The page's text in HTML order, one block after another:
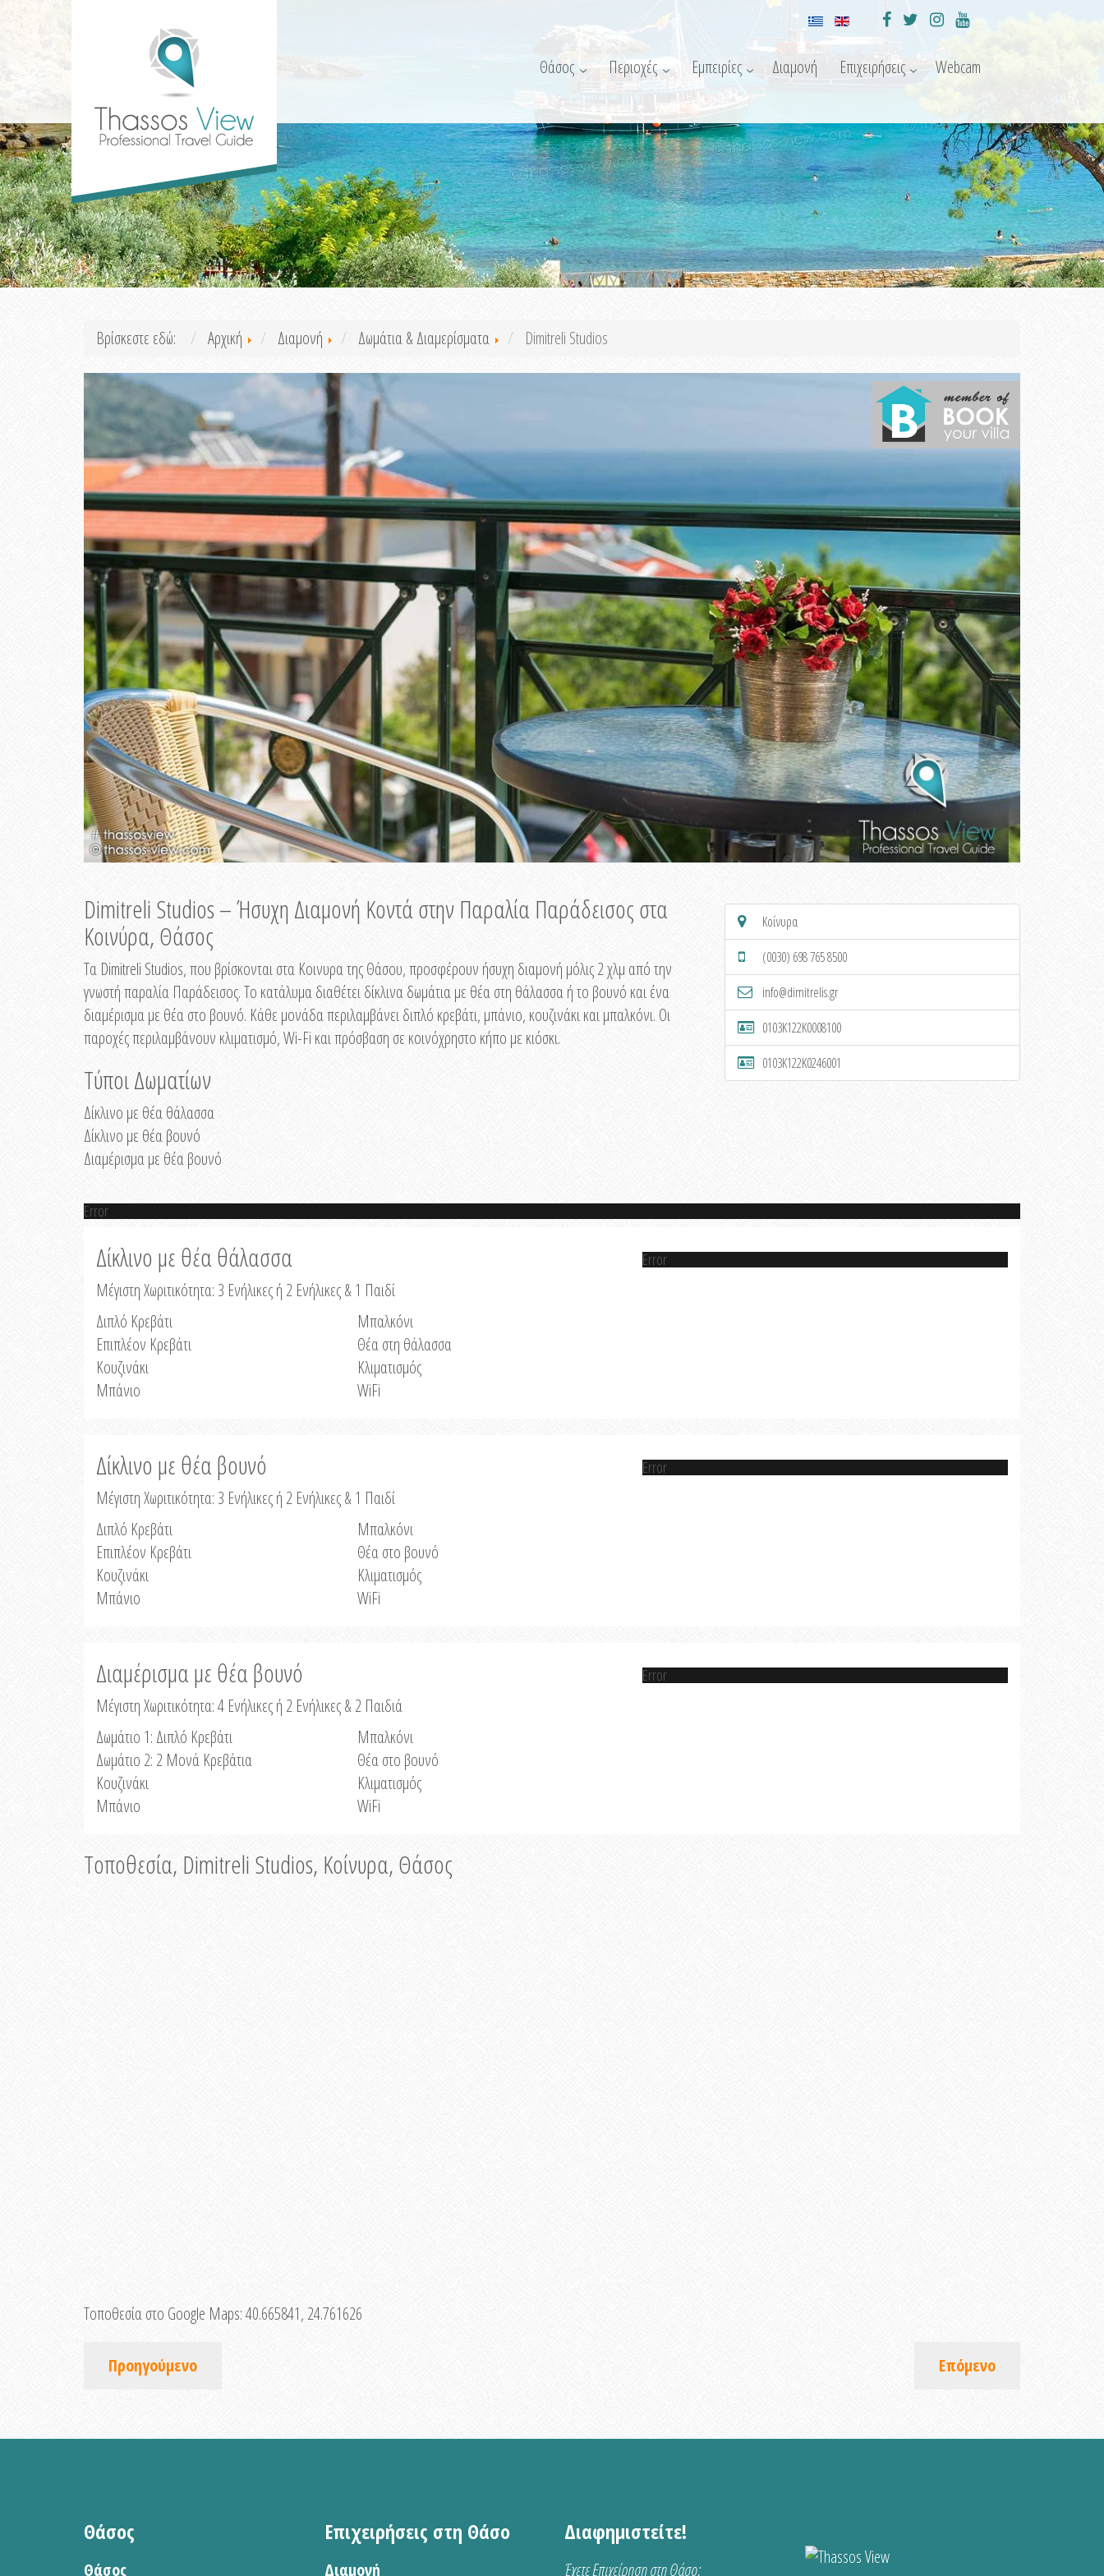
Θάσος Περιοχές Εμπειρίες Διαμονή Επιχειρήσεις Webcam
Βρίσκεστε εδώ: Αρχική Διαμονή Δωμάτια & Διαμερίσματα Dimitreli Studios
Dimitreli Studios – Ήσυχη Διαμονή Κοντά στην Παραλία Παράδεισος στα
Κοινύρα, Θάσος
Τα Dimitreli Studios, που βρίσκονται στα Κοινυρα της Θάσου, προσφέρουν ήσυχη διαμονή μόλις 2 χλμ από την
γνωστή παραλία Παράδεισος. Το κατάλυμα διαθέτει δίκλινα δωμάτια με θέα στη θάλασσα ή το βουνό και ένα
διαμέρισμα με θέα στο βουνό. Κάθε μονάδα περιλαμβάνει διπλό κρεβάτι, μπάνιο, κουζινάκι και μπαλκόνι. Οι
παροχές περιλαμβάνουν κλιματισμό, Wi-Fi και πρόσβαση σε κοινόχρηστο κήπο με κιόσκι.
Τύποι Δωματίων
Δίκλινο με θέα θάλασσα
Δίκλινο με θέα βουνό
Διαμέρισμα με θέα βουνό
Κοίνυρα
(0030) 698 765 8500
info@dimitrelis.gr
0103K122K0008100
0103K122K0246001
Error
Δίκλινο με θέα θάλασσα
Μέγιστη Χωριτικότητα: 3 Ενήλικες ή 2 Ενήλικες & 1 Παιδί
Διπλό Κρεβάτι
Επιπλέον Κρεβάτι
Κουζινάκι
Μπάνιο
Μπαλκόνι
Θέα στη θάλασσα
Κλιματισμός
WiFi
Error
Δίκλινο με θέα βουνό
Μέγιστη Χωριτικότητα: 3 Ενήλικες ή 2 Ενήλικες & 1 Παιδί
Διπλό Κρεβάτι
Επιπλέον Κρεβάτι
Κουζινάκι
Μπάνιο
Μπαλκόνι
Θέα στο βουνό
Κλιματισμός
WiFi
Error
Διαμέρισμα με θέα βουνό
Μέγιστη Χωριτικότητα: 4 Ενήλικες ή 2 Ενήλικες & 2 Παιδιά
Δωμάτιο 1: Διπλό Κρεβάτι
Δωμάτιο 2: 2 Μονά Κρεβάτια
Κουζινάκι
Μπάνιο
Μπαλκόνι
Θέα στο βουνό
Κλιματισμός
WiFi
Error
Τοποθεσία, Dimitreli Studios, Κοίνυρα, Θάσος
Τοποθεσία στο Google Maps:40.665841, 24.761626
Προηγούμενο Επόμενο
Θάσος
Θάσος
Επιχειρήσεις στη Θάσο
Διαμονή
Διαφημιστείτε!
Έχετε Επιχείρηση στη Θάσο;